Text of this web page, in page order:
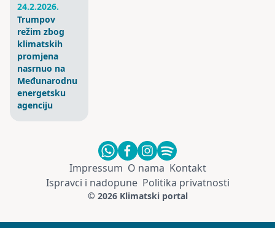
24.2.2026.
Trumpov
režim zbog
klimatskih
promjena
nasrnuo na
Međunarodnu
energetsku
agenciju
Impressum O nama Kontakt
Ispravci i nadopune Politika privatnosti
© 2026 Klimatski portal